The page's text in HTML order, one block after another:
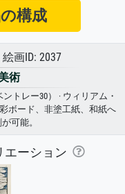
構成
画ID: 2037
術
トレー30） · ウィリアム・
ボード、非塗工紙、和紙へ
可能。
エーション